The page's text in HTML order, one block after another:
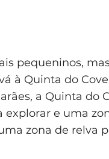
pequeninos,
à Quinta do
a Quinta do
explorar e uma
zona de relva